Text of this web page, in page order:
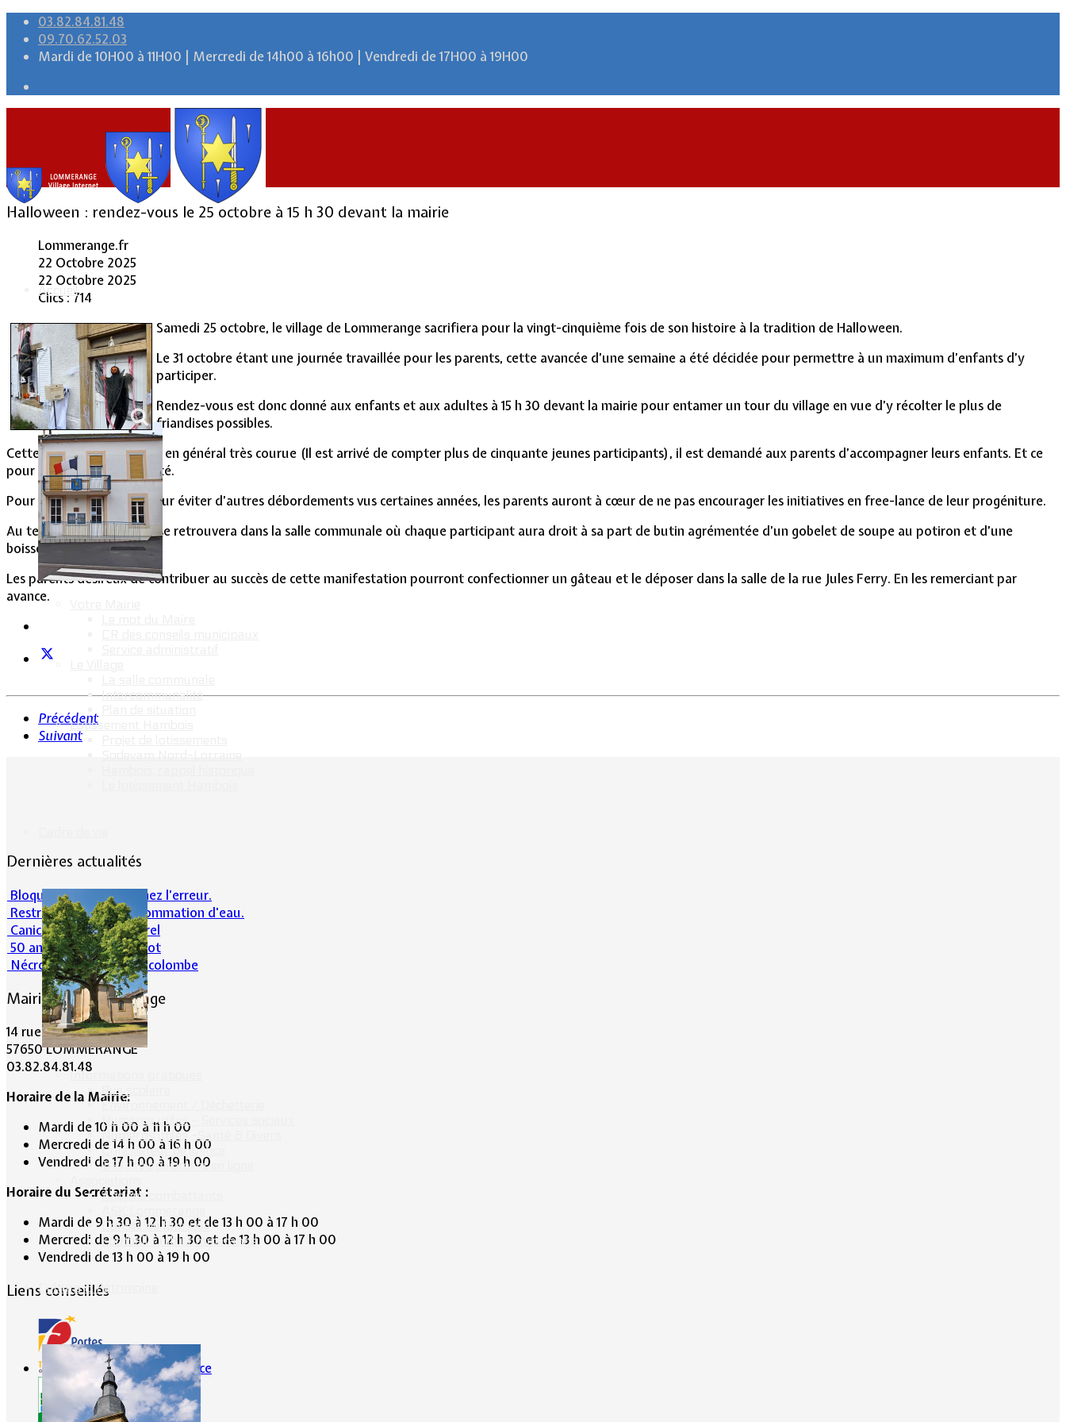
03.82.84.81.48
09.70.62.52.03
Mardi de 10H00 à 11H00 | Mercredi de 14h00 à 16h00 | Vendredi de 17H00 à 19H00
Accueil
Vie Municipale
Intercommunalité
Lotissement Hambois
Informations pratiques
Bus scolaire
Environnement / Déchetterie
Numéros utiles - Services sociaux
Numéros utiles -Santé & Divers
Conciliateur de justice
TIPI : Télépaiement en ligne
Anciens combattants
Conseil de fabrique
Football Club Lommerange
Culture & Patrimoine
Halloween : rendez-vous le 25 octobre à 15 h 30 devant la mairie
Lommerange.fr
22 Octobre 2025
22 Octobre 2025
Clics : 714
Samedi 25 octobre, le village de Lommerange sacrifiera pour la vingt-cinquième fois de son histoire à la tradition de Halloween.
Le 31 octobre étant une journée travaillée pour les parents, cette avancée d’une semaine a été décidée pour permettre à un maximum d’enfants d’y
participer.
Rendez-vous est donc donné aux enfants et aux adultes à 15 h 30 devant la mairie pour entamer un tour du village en vue d’y récolter le plus de
friandises possibles.
Cette manifestation étant en général très courue (Il est arrivé de compter plus de cinquante jeunes participants), il est demandé aux parents d’accompagner leurs enfants. Et ce
pour des raisons de sécurité.
Pour la même raison et pour éviter d’autres débordements vus certaines années, les parents auront à cœur de ne pas encourager les initiatives en free-lance de leur progéniture.
Au terme de ce défilé, on se retrouvera dans la salle communale où chaque participant aura droit à sa part de butin agrémentée d’un gobelet de soupe au potiron et d’une
boisson.
Les parents désireux de contribuer au succès de cette manifestation pourront confectionner un gâteau et le déposer dans la salle de la rue Jules Ferry. En les remerciant par
avance.
Précédent
Suivant
Dernières actualités
Bloqué en forêt. Cherchez l’erreur.
Restrictions sur la consommation d'eau.
Canicule et milieu naturel
50 ans d’histoires de foot
Nécrologie : Norbert Lacolombe
Mairie de Lommerange
14 rue Maréchal Joffre
57650 LOMMERANGE
03.82.84.81.48
Horaire de la Mairie:
Mardi de 10 h 00 à 11 h 00
Mercredi de 14 h 00 à 16 h 00
Vendredi de 17 h 00 à 19 h 00
Horaire du Secrétariat :
Mardi de 9 h 30 à 12 h 30 et de 13 h 00 à 17 h 00
Mercredi de 9 h 30 à 12 h 30 et de 13 h 00 à 17 h 00
Vendredi de 13 h 00 à 19 h 00
Liens conseillés
Portes de France